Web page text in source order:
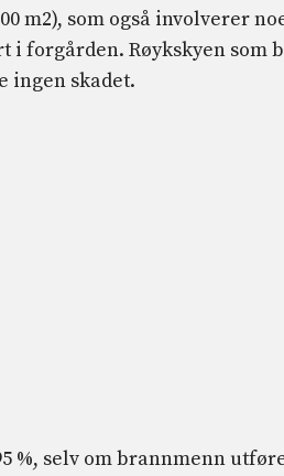
m2), som også involverer
i forgården. Røykskyen som
ingen skadet.
%, selv om brannmenn